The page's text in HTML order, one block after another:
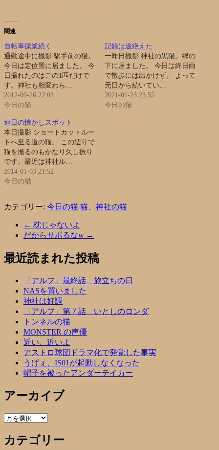
関連
自転車操業続く
通勤途中に撮影 駅手前の猫。
今日は定位置に居ました。 今
日撮れたのはこの1匹だけで
す。神社も相変わら…
2012-09-26 22:03
今日の猫
記録は途絶えた
一昨日撮影 神社の黒猫。縁の
下に居ました。 今日は終日雨
で散歩には出かけず。 よって
元日から続いてい…
2021-01-23 23:55
今日の猫
連日の懐かしスポット
本日撮影 ショートカットルー
トへ至る道の猫。 この辺りで
猫を撮るのもかなり久し振り
です。最近は神社ル…
2014-01-03 21:52
今日の猫
カテゴリー: 今日の猫 猫 神社の猫
← 枕じゃないよ
だからサボるなw →
最近読まれた投稿
「アルフ」最終話 旅立ちの日
NASを買いました
神社は好調
「アルフ」第７話 いとしのロンダ
トンネルの猫
MONSTER の声優
近い、近いよ
アストロ球団ドラマ化で発覚した事実
うげぇ、IS01が起動しなくなった
帽子を被ったアンダーテイカー
アーカイブ
ア
カ
カテゴリー